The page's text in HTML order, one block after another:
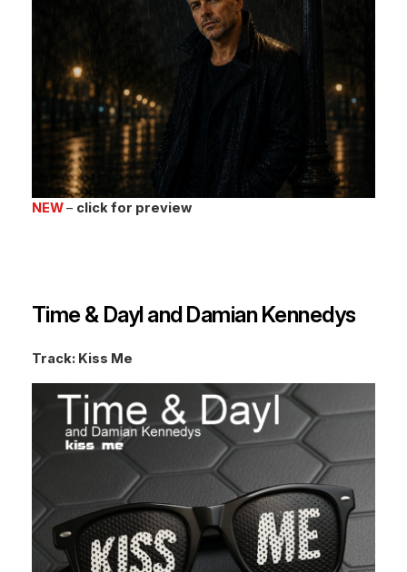
NEW– click for preview
Time & Dayl and Damian Kennedys
Track: Kiss Me